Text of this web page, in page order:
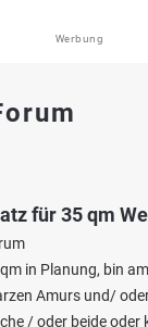
Werbung
für 35 qm
in Planung, bin
Amurs und/
/ oder beide oder